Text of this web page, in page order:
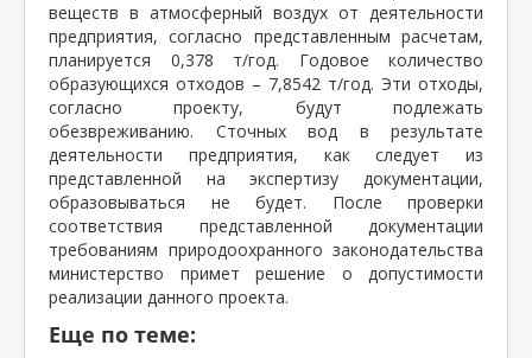
веществ в атмосферный воздух от деятельности
предприятия, согласно представленным расчетам,
планируется 0,378 т/год. Годовое количество
образующихся отходов – 7,8542 т/год. Эти отходы,
согласно проекту, будут подлежать
обезвреживанию. Сточных вод в результате
деятельности предприятия, как следует из
представленной на экспертизу документации,
образовываться не будет. После проверки
соответствия представленной документации
требованиям природоохранного законодательства
министерство примет решение о допустимости
реализации данного проекта.
Еще по теме: